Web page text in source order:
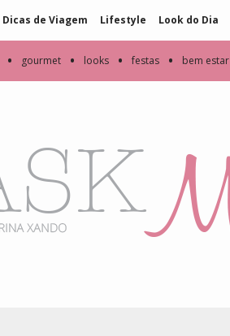
Dicas de Viagem Lifestyle Look do Dia
• gourmet • looks • festas • bem estar